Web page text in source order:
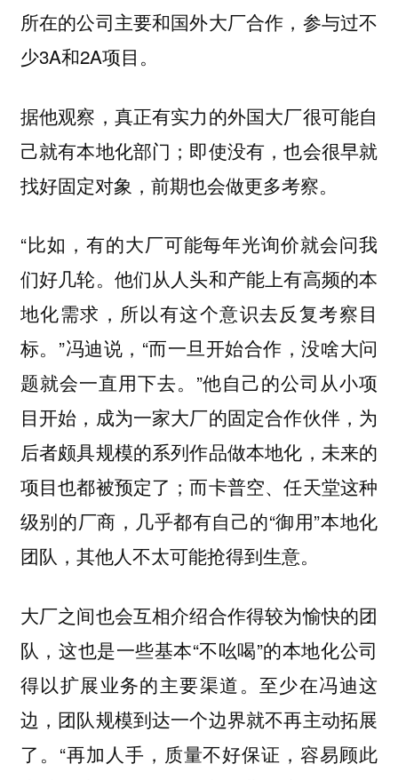
所在的公司主要和国外大厂合作，参与过不
少3A和2A项目。
据他观察，真正有实力的外国大厂很可能自
己就有本地化部门；即使没有，也会很早就
找好固定对象，前期也会做更多考察。
“比如，有的大厂可能每年光询价就会问我
们好几轮。他们从人头和产能上有高频的本
地化需求，所以有这个意识去反复考察目
标。”冯迪说，“而一旦开始合作，没啥大问
题就会一直用下去。”他自己的公司从小项
目开始，成为一家大厂的固定合作伙伴，为
后者颇具规模的系列作品做本地化，未来的
项目也都被预定了；而卡普空、任天堂这种
级别的厂商，几乎都有自己的“御用”本地化
团队，其他人不太可能抢得到生意。
大厂之间也会互相介绍合作得较为愉快的团
队，这也是一些基本“不吆喝”的本地化公司
得以扩展业务的主要渠道。至少在冯迪这
边，团队规模到达一个边界就不再主动拓展
了。“再加人手，质量不好保证，容易顾此